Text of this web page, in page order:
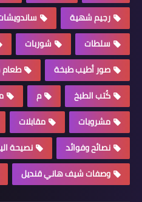
رجيم شهية
سلطات
شوربات
صور أطيب طبخة
كُتب الطبخ
م
مشروبات
مقابلات
نصائح وفوائد
نصيحة
وصفات شيف هاني قنديل